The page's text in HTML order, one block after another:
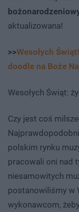
aktualizowana!
>>Wesołych
doodle na Boże
Wesołych Świąt:
Czy jest coś
polskim rynku
pracowali oni nad
niesamowitych
postanowiliśmy w
wykonawcom,